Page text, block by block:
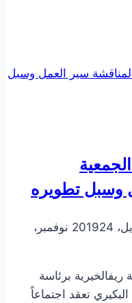
وسبل تطويره
24 نوفمبر،
ريفالخيرية برئاسة
تعقد اجتماعاً